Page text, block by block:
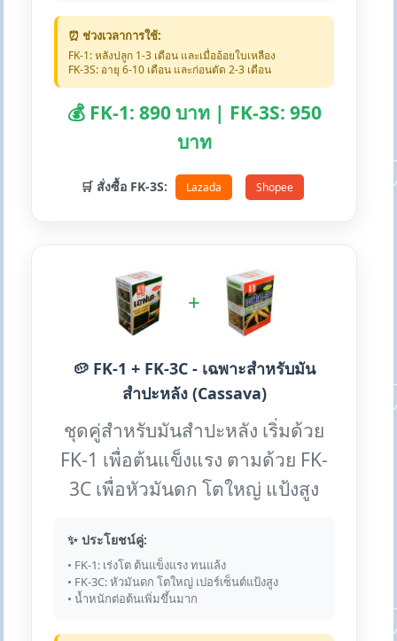
⏰ ช่วงเวลาการใช้:
FK-1: หลังปลูก 1-3 เดือน และเมื่ออ้อยใบเหลือง
FK-3S: อายุ 6-10 เดือน และก่อนตัด 2-3 เดือน
💰 FK-1: 890 บาท | FK-3S: 950
บาท
🛒 สั่งซื้อ FK-3S: Lazada Shopee
+
🥔 FK-1 + FK-3C - เฉพาะสำหรับมัน
สำปะหลัง (Cassava)
ชุดคู่สำหรับมันสำปะหลัง เริ่มด้วย
FK-1 เพื่อต้นแข็งแรง ตามด้วย FK-
3C เพื่อหัวมันดก โตใหญ่ แป้งสูง
✨ ประโยชน์คู่:
• FK-1: เร่งโต ต้นแข็งแรง ทนแล้ง
• FK-3C: หัวมันดก โตใหญ่ เปอร์เซ็นต์แป้งสูง
• น้ำหนักต่อต้นเพิ่มขึ้นมาก